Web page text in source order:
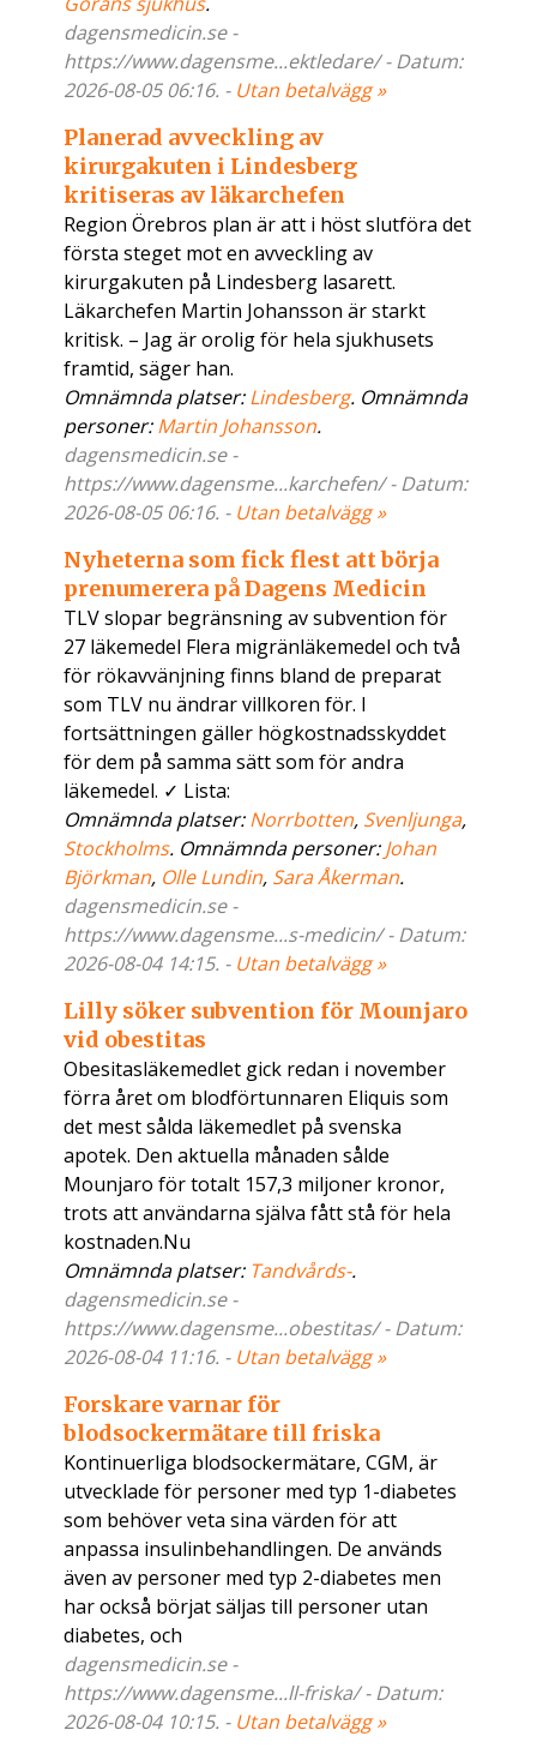
dagensmedicin.se -
https://www.dagensme...ektledare/ - Datum:
2026-08-05 06:16. - Utan betalvägg »
Planerad avveckling av
kirurgakuten i Lindesberg
kritiseras av läkarchefen
Region Örebros plan är att i höst slutföra det
första steget mot en avveckling av
kirurgakuten på Lindesberg lasarett.
Läkarchefen Martin Johansson är starkt
kritisk. – Jag är orolig för hela sjukhusets
framtid, säger han.
Omnämnda platser:Lindesberg. Omnämnda
personer:Martin Johansson.
dagensmedicin.se -
https://www.dagensme...karchefen/ - Datum:
2026-08-05 06:16. - Utan betalvägg »
Nyheterna som fick flest att börja
prenumerera på Dagens Medicin
TLV slopar begränsning av subvention för
27 läkemedel Flera migränläkemedel och två
för rökavvänjning finns bland de preparat
som TLV nu ändrar villkoren för. I
fortsättningen gäller högkostnadsskyddet
för dem på samma sätt som för andra
läkemedel. ✓ Lista:
Omnämnda platser:Norrbotten, Svenljunga,
Stockholms. Omnämnda personer:Johan
Björkman, Olle Lundin, Sara Åkerman.
dagensmedicin.se -
https://www.dagensme...s-medicin/ - Datum:
2026-08-04 14:15. - Utan betalvägg »
Lilly söker subvention för Mounjaro
vid obestitas
Obesitasläkemedlet gick redan i november
förra året om blodförtunnaren Eliquis som
det mest sålda läkemedlet på svenska
apotek. Den aktuella månaden sålde
Mounjaro för totalt 157,3 miljoner kronor,
trots att användarna själva fått stå för hela
kostnaden.Nu
Omnämnda platser: Tandvårds-.
dagensmedicin.se -
https://www.dagensme...obestitas/ - Datum:
2026-08-04 11:16. - Utan betalvägg »
Forskare varnar för
blodsockermätare till friska
Kontinuerliga blodsockermätare, CGM, är
utvecklade för personer med typ 1-diabetes
som behöver veta sina värden för att
anpassa insulinbehandlingen. De används
även av personer med typ 2-diabetes men
har också börjat säljas till personer utan
diabetes, och
dagensmedicin.se -
https://www.dagensme...ll-friska/ - Datum:
2026-08-04 10:15. - Utan betalvägg »